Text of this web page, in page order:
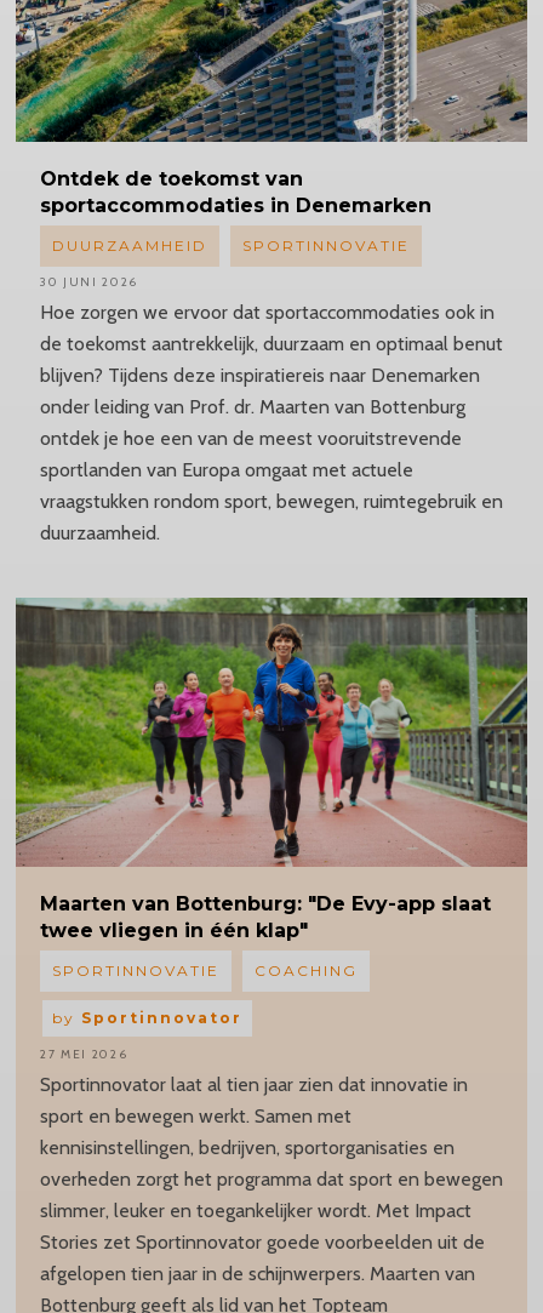
Ontdek de toekomst van
sportaccommodaties in Denemarken
Hoe zorgen we ervoor dat sportaccommodaties ook in
de toekomst aantrekkelijk, duurzaam en optimaal benut
blijven? Tijdens deze inspiratiereis naar Denemarken
onder leiding van Prof. dr. Maarten van Bottenburg
ontdek je hoe een van de meest vooruitstrevende
sportlanden van Europa omgaat met actuele
vraagstukken rondom sport, bewegen, ruimtegebruik en
duurzaamheid.
DUURZAAMHEID SPORTINNOVATIE
30 JUNI 2026
Maarten van Bottenburg: "De Evy-app slaat
twee vliegen in één klap"
Sportinnovator laat al tien jaar zien dat innovatie in
sport en bewegen werkt. Samen met
kennisinstellingen, bedrijven, sportorganisaties en
overheden zorgt het programma dat sport en bewegen
slimmer, leuker en toegankelijker wordt. Met Impact
Stories zet Sportinnovator goede voorbeelden uit de
afgelopen tien jaar in de schijnwerpers. Maarten van
Bottenburg geeft als lid van het Topteam
SPORTINNOVATIE COACHING
by Sportinnovator
27 MEI 2026